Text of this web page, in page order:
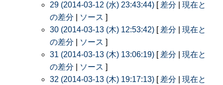
29 (2014-03-12 (水) 23:43:44) [ 差分
現在と
の差分
ソース ]
30 (2014-03-13 (木) 12:53:42) [ 差分
現在と
の差分
ソース ]
31 (2014-03-13 (木) 13:06:19) [ 差分
現在と
の差分
ソース ]
32 (2014-03-13 (木) 19:17:13) [ 差分
現在と